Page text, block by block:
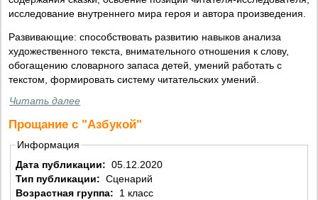
исследование внутреннего мира героя и автора произведения.
Развивающие: способствовать развитию навыков анализа
художественного текста, внимательного отношения к слову,
обогащению словарного запаса детей, умений работать с
текстом, формировать систему читательских умений.
Читать далее
Прощание с "Азбукой"
Информация
Дата публикации: 05.12.2020
Тип публикации: Сценарий
Возрастная группа:
1 класс